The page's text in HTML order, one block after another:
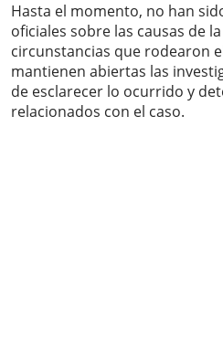
Hasta el momento, no han
oficiales sobre las causas de
circunstancias que rodearon
mantienen abiertas las
de esclarecer lo ocurrido y
relacionados con el caso.